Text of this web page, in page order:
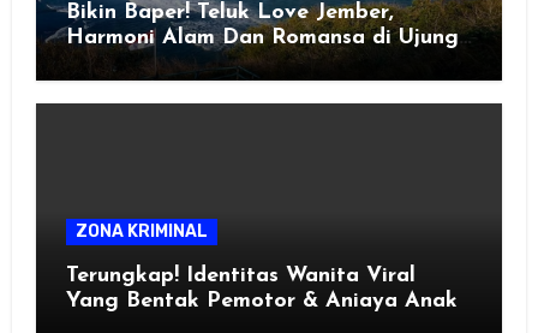
Bikin Baper! Teluk Love Jember,
Harmoni Alam Dan Romansa di Ujung
Selatan Jawa
ZONA KRIMINAL
Terungkap! Identitas Wanita Viral
Yang Bentak Pemotor & Aniaya Anak